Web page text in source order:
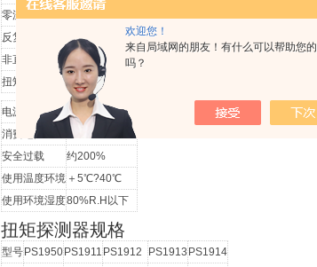
欢迎您！
来自局域网的朋友！有什么可以帮助您的
吗？
零漂
反复精度
±0.5%
非直线性
±0.5%
扭矩输出
DC±2V±0.1
电源电压
±DC15V±0.5V
消费电力
750mW
安全过载
约200%
使用温度环境 ＋5℃?40℃
使用环境湿度80%R.H以下
扭矩探测器规格
型号 PS1950 PS1911 PS1912 PS1913 PS1914